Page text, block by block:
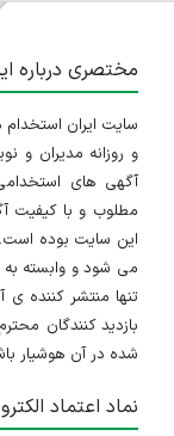
مختصری درباره
و روزانه مدیران و
آگهی های
مطلوب و با کیفیت
این سایت بوده
می شود و وابسته به
تنها منتشر کننده ی
بازدید کنندگان
شده در آن هوشیار
نماد اعتماد